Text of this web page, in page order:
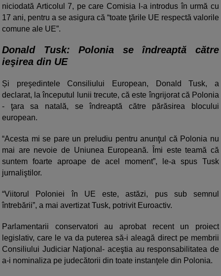
niciodată Articolul 7, pe care Comisia l-a introdus în urmă cu
17 ani, pentru a se asigura că “toate ţările UE respectă valorile
comune ale UE”.
Donald Tusk: Polonia se îndreaptă către
ieşirea din UE
Și preşedintele Consiliului European, Donald Tusk, a
declarat, la începutul lunii trecute, că este îngrijorat că Polonia
- ţara sa natală, se îndreaptă către părăsirea blocului
european.
“Acesta mi se pare un preludiu pentru anunţul că Polonia nu
mai are nevoie de Uniunea Europeană. Îmi este teamă că
suntem foarte aproape de acel moment”, le-a spus Tusk
jurnaliştilor.
“Viitorul Poloniei în UE este, astăzi, pus sub semnul
întrebării”, a mai avertizat Tusk, potrivit Euroactiv.
Parlamentarii conservatori au aprobat recent un proiect
legislativ, care le va da puterea să-i aleagă direct pe membrii
Consiliului Judiciar Naţional- aceştia au responsabilitatea de
a-i nominaliza pe judecătorii din toate instanţele din Polonia.